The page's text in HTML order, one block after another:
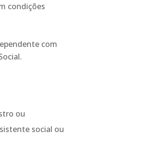
condições
com
ou
social ou